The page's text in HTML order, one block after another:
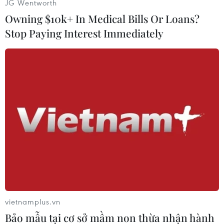
JG Wentworth
Owning $10k+ In Medical Bills Or Loans?
Stop Paying Interest Immediately
vietnamplus.vn
Bảo mẫu tại cơ sở mầm non thừa nhận hành